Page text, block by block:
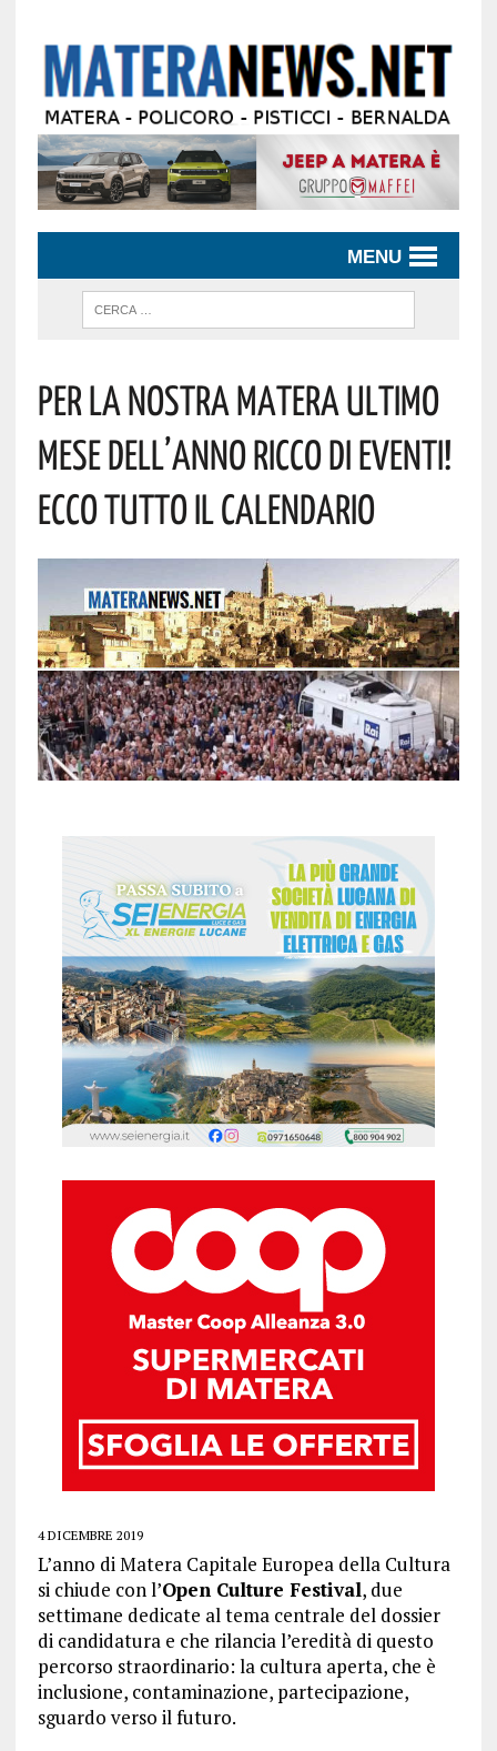
MENU
Per La Nostra Matera Ultimo
Mese Dell’anno Ricco Di Eventi!
Ecco Tutto Il Calendario
4 DICEMBRE 2019
L’anno di Matera Capitale Europea della Cultura
si chiude con l’Open Culture Festival, due
settimane dedicate al tema centrale del dossier
di candidatura e che rilancia l’eredità di questo
percorso straordinario: la cultura aperta, che è
inclusione, contaminazione, partecipazione,
sguardo verso il futuro.